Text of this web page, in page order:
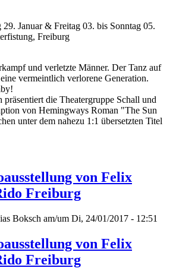
Januar & Freitag 03. bis Sonntag 05.
Freiburg
und verletzte Männer. Der Tanz auf
vermeintlich verlorene Generation.
die Theatergruppe Schall und
von Hemingways Roman "The Sun
unter dem nahezu 1:1 übersetzten Titel
von Felix
Freiburg
Boksch am/um Di, 24/01/2017 - 12:51
von Felix
Freiburg